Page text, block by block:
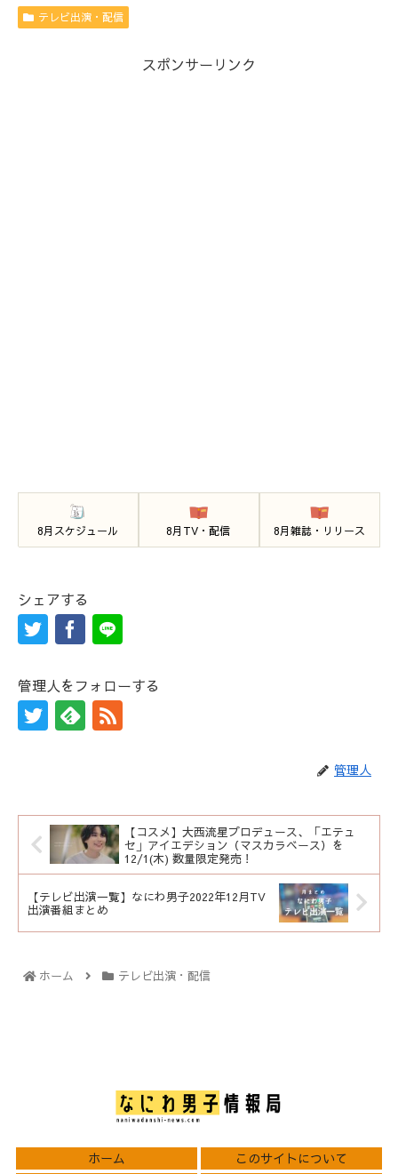
テレビ出演・配信
スポンサーリンク
8月スケジュール 8月TV・配信 8月雑誌・リリース
シェアする
管理人をフォローする
管理人
【コスメ】大西流星プロデュース、「エテュ
セ」アイエデション（マスカラベース）を
12/1(木) 数量限定発売！
【テレビ出演一覧】なにわ男子2022年12月TV
出演番組まとめ
ホーム テレビ出演・配信
ホーム このサイトについて